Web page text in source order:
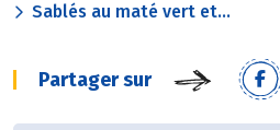
Sablés au maté vert et...
Partager sur